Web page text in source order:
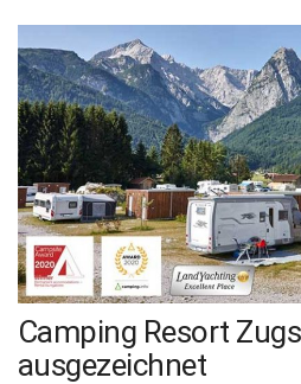
Camping Resort
ausgezeichnet